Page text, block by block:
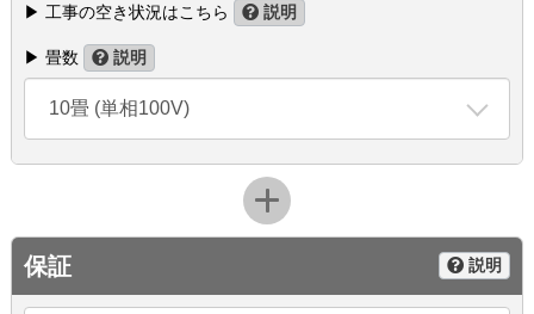
▶ 工事の空き状況はこちら
説明
▶ 畳数 説明
10畳 (単相100V)
保証 説明